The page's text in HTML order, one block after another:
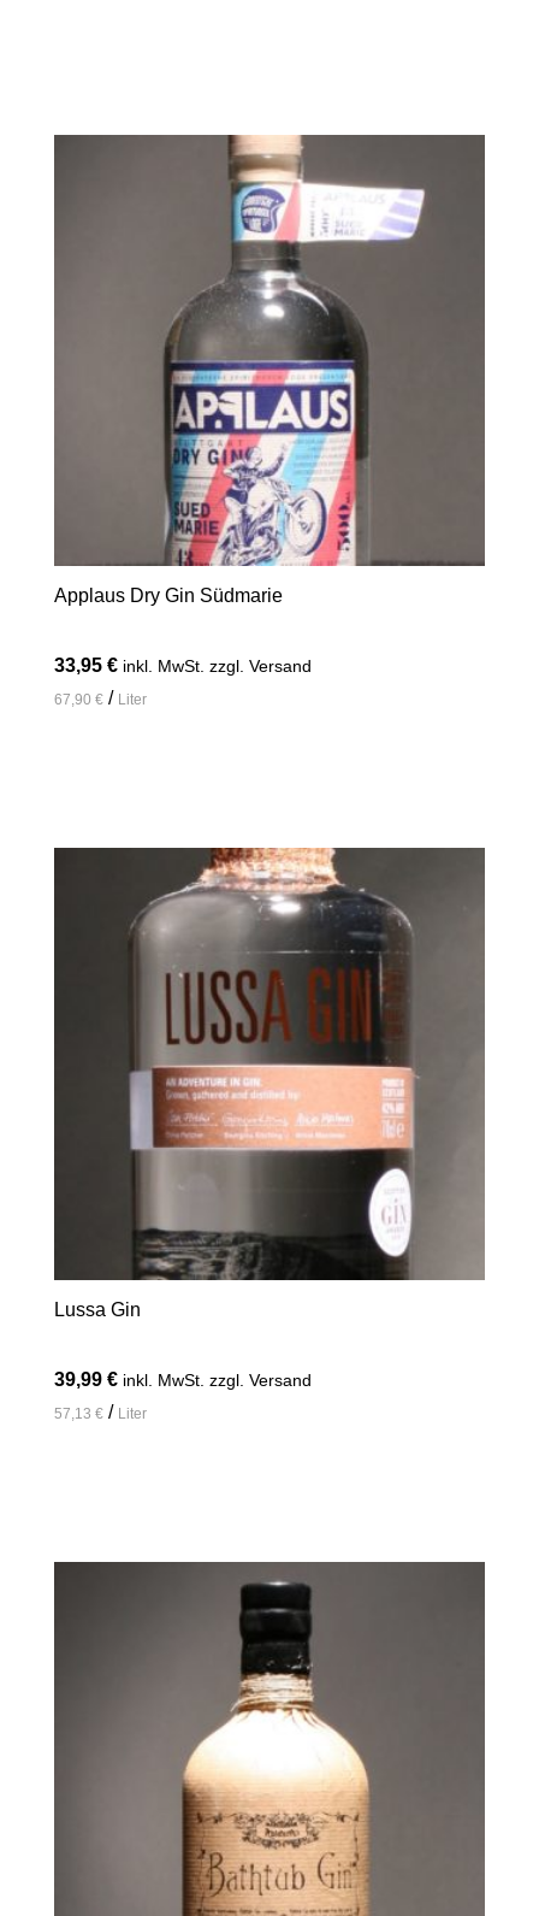
Applaus Dry Gin Südmarie
33,95 € inkl. MwSt. zzgl. Versand
67,90 €/ Liter
Lussa Gin
39,99 € inkl. MwSt. zzgl. Versand
57,13 €/ Liter